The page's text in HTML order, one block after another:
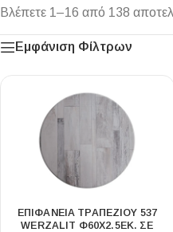
Βλέπετε 1–16 από 138
Εμφάνιση Φίλτρων
ΕΠΙΦΑΝΕΙΑ ΤΡΑΠΕΖΙΟΥ 537
WERZALIT Φ60Χ2.5ΕΚ. ΣΕ